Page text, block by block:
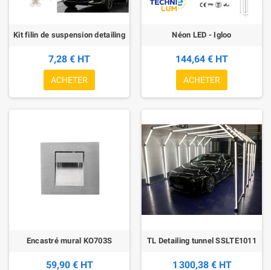
Kit filin de suspension detailing
7,28 € HT
ACHETER
Néon LED - Igloo
144,64 € HT
ACHETER
Encastré mural KO703S
59,90 € HT
TL Detailing tunnel SSLTE1011
1 300,38 € HT